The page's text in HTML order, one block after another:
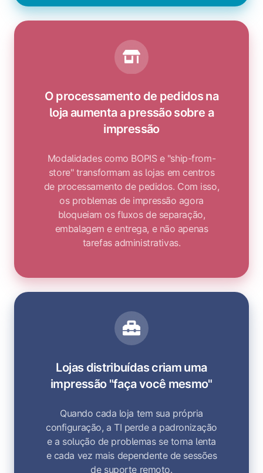
O processamento de pedidos na
loja aumenta a pressão sobre a
impressão
Modalidades como BOPIS e "ship-from-
store" transformam as lojas em centros
de processamento de pedidos. Com isso,
os problemas de impressão agora
bloqueiam os fluxos de separação,
embalagem e entrega, e não apenas
tarefas administrativas.
Lojas distribuídas criam uma
impressão "faça você mesmo"
Quando cada loja tem sua própria
configuração, a TI perde a padronização
e a solução de problemas se torna lenta
e cada vez mais dependente de sessões
de suporte remoto.